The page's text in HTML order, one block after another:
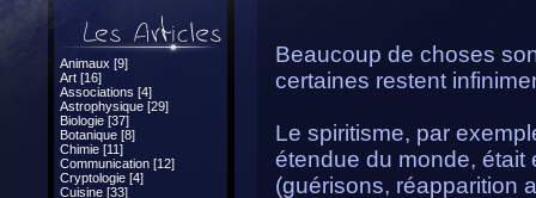
Animaux [9]
Art [16]
Associations [4]
Astrophysique [29]
Biologie [37]
Botanique [8]
Chimie [11]
Communication [12]
Cryptologie [4]
Cuisine [33]
Beaucoup de choses
certaines restent
Le spiritisme, par
étendue du monde, était
(guérisons, réapparition